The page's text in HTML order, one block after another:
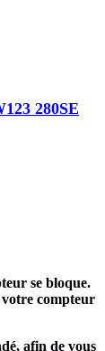
280SE
se bloque.
compteur
afin de vous